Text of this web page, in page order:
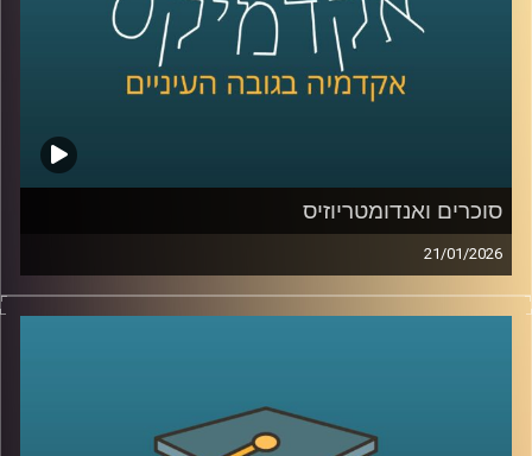
סוכרים ואנדומטריוזיס
21/01/2026
כשאנחנו חושבים על מחלות קשות כמו סרטן, אנחנו בדרך
כלל מדמיינים מוטציות, גנים ואולי גם כימותרפיה. אבל יש
שמצליח להתחמק. זו שכבת הסוכרים, שרשראות זעירות
שעוטפות את התאים שלנו, כמו סוג של “תעודת זהות”